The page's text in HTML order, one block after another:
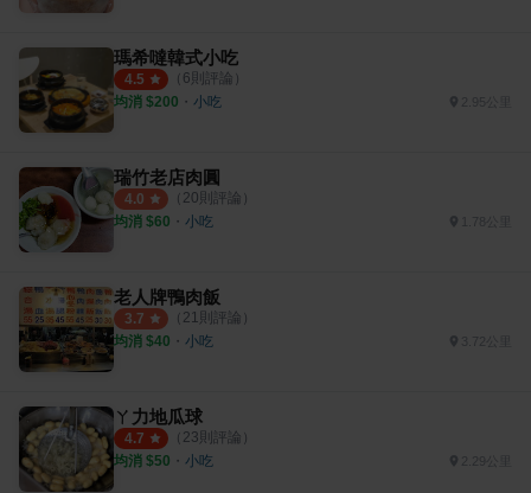
瑪希噠韓式小吃
4.5 （ 6則評論）
均消 $200 ・ 小吃 2.95公里
瑞竹老店肉圓
4.0 （ 20則評論）
均消 $60 ・ 小吃
老人牌鴨肉飯
3.7 （ 21 則評論）
均消 $40 ・ 小吃
ㄚ力地瓜球
4.7 （ 23則評論）
均消 $50 ・ 小吃